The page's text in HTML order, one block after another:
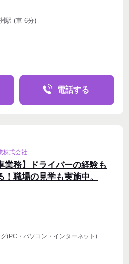
駅 (車 6分)
電話する
株式会社
業務】ドライバーの経験も
！職場の見学も実施中。
(PC・パソコン・インターネット)